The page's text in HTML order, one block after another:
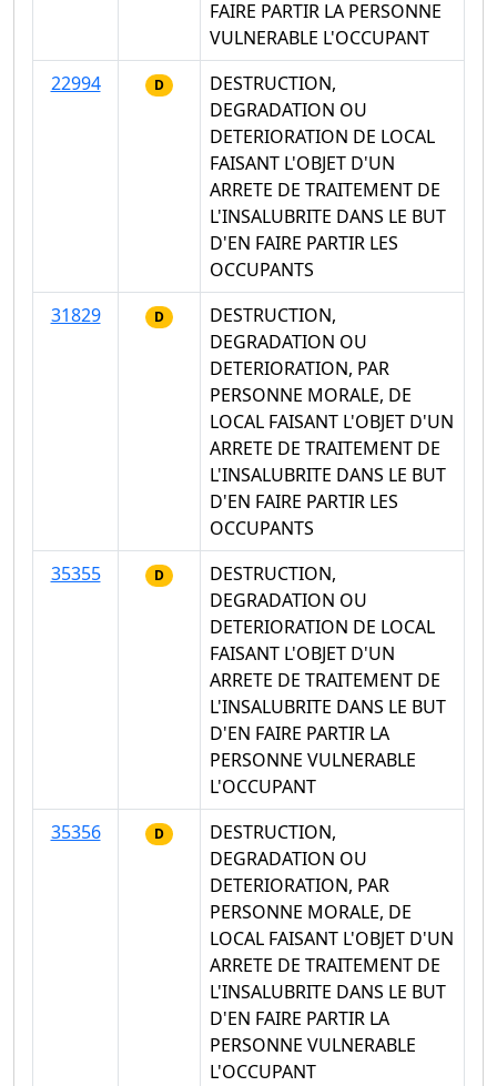
FAIRE PARTIR LA PERSONNE
VULNERABLE L'OCCUPANT
22994
D
DESTRUCTION,
DEGRADATION OU
DETERIORATION DE LOCAL
FAISANT L'OBJET D'UN
ARRETE DE TRAITEMENT DE
L'INSALUBRITE DANS LE BUT
D'EN FAIRE PARTIR LES
OCCUPANTS
31829
D
DESTRUCTION,
DEGRADATION OU
DETERIORATION, PAR
PERSONNE MORALE, DE
LOCAL FAISANT L'OBJET D'UN
ARRETE DE TRAITEMENT DE
L'INSALUBRITE DANS LE BUT
D'EN FAIRE PARTIR LES
OCCUPANTS
35355
D
DESTRUCTION,
DEGRADATION OU
DETERIORATION DE LOCAL
FAISANT L'OBJET D'UN
ARRETE DE TRAITEMENT DE
L'INSALUBRITE DANS LE BUT
D'EN FAIRE PARTIR LA
PERSONNE VULNERABLE
L'OCCUPANT
35356
D
DESTRUCTION,
DEGRADATION OU
DETERIORATION, PAR
PERSONNE MORALE, DE
LOCAL FAISANT L'OBJET D'UN
ARRETE DE TRAITEMENT DE
L'INSALUBRITE DANS LE BUT
D'EN FAIRE PARTIR LA
PERSONNE VULNERABLE
L'OCCUPANT